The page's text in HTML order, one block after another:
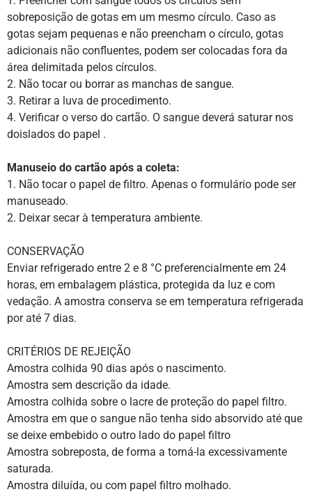
sobreposição de gotas em um mesmo círculo. Caso as
gotas sejam pequenas e não preencham o círculo, gotas
adicionais não confluentes, podem ser colocadas fora da
área delimitada pelos círculos.
2. Não tocar ou borrar as manchas de sangue.
3. Retirar a luva de procedimento.
4. Verificar o verso do cartão. O sangue deverá saturar nos
doislados do papel .
Manuseio do cartão após a coleta:
1. Não tocar o papel de filtro. Apenas o formulário pode ser
manuseado.
2. Deixar secar à temperatura ambiente.
CONSERVAÇÃO
Enviar refrigerado entre 2 e 8 °C preferencialmente em 24
horas, em embalagem plástica, protegida da luz e com
vedação. A amostra conserva se em temperatura refrigerada
por até 7 dias.
CRITÉRIOS DE REJEIÇÃO
Amostra colhida 90 dias após o nascimento.
Amostra sem descrição da idade.
Amostra colhida sobre o lacre de proteção do papel filtro.
Amostra em que o sangue não tenha sido absorvido até que
se deixe embebido o outro lado do papel filtro
Amostra sobreposta, de forma a torná-la excessivamente
saturada.
Amostra diluída, ou com papel filtro molhado.